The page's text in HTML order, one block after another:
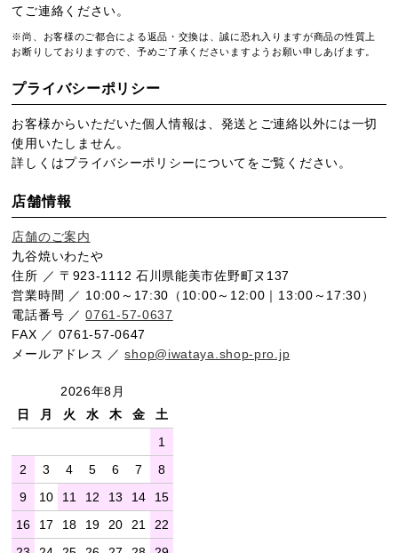
てご連絡ください。
※尚、お客様のご都合による返品・交換は、誠に恐れ入りますが商品の性質上
お断りしておりますので、予めご了承くださいますようお願い申しあげます。
プライバシーポリシー
お客様からいただいた個人情報は、発送とご連絡以外には一切
使用いたしません。
詳しくはプライバシーポリシーについてをご覧ください。
店舗情報
店舗のご案内
九谷焼いわたや
住所 ／ 〒923-1112 石川県能美市佐野町ヌ137
営業時間 ／ 10:00～17:30（10:00～12:00｜13:00～17:30）
電話番号 ／0761-57-0637
FAX ／ 0761-57-0647
メールアドレス ／shop@iwataya.shop-pro.jp
2026年8月
日
月 火 水 木 金
土
1
2
3 4 5 6 7
8
9
10 11 12 13 14
15
16
17 18 19 20 21
22